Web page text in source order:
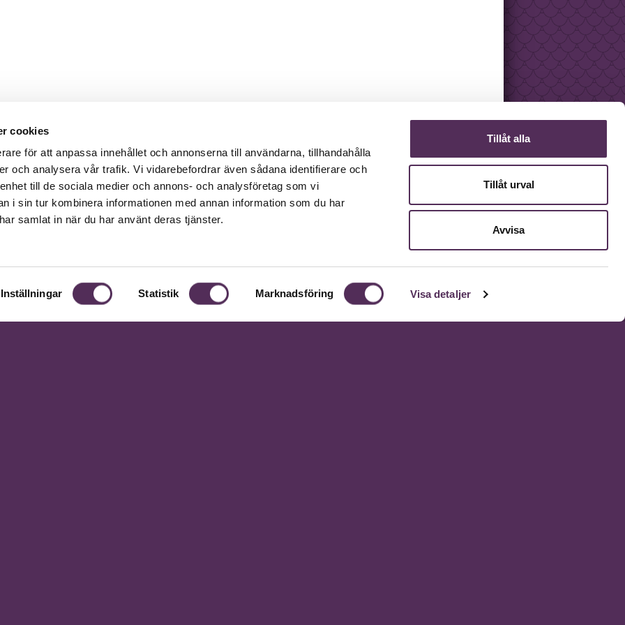
cookies
för att anpassa innehållet och annonserna till användarna, tillhandahålla
och analysera vår trafik. Vi vidarebefordrar även sådana identifierare och
till de sociala medier och annons- och analysföretag som vi
i sin tur kombinera informationen med annan information som du har
samlat in när du har använt deras tjänster.
Inställningar Statistik Marknadsföring Visa detaljer
Tillåt alla
Tillåt urval
Avvisa